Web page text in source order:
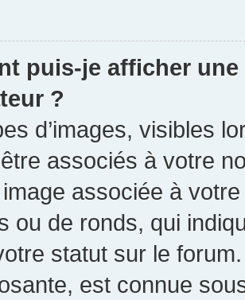
puis-je afficher
?
d’images, visibles
associés à votre
associée à
ou de ronds, qui
statut sur le
est connue